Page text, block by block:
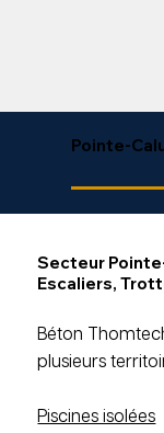
Pointe-
Secteur
Escaliers,
Béton
plusieurs
Piscines isolées